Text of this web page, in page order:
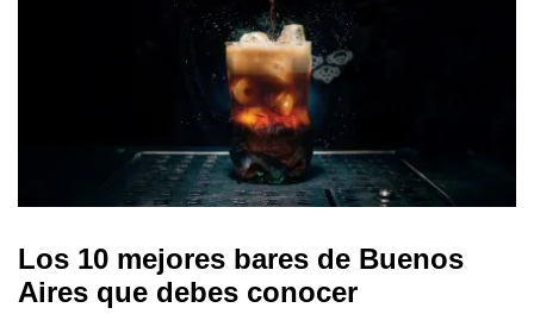
Los 10 mejores bares de Buenos
Aires que debes conocer